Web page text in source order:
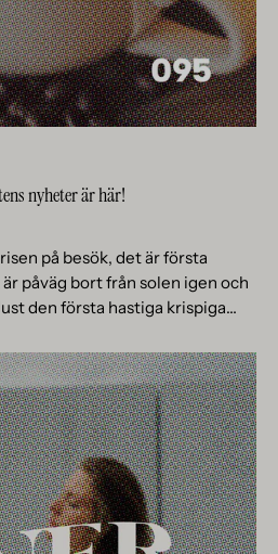
nyheter är här!
på besök, det är första
påväg bort från solen igen och
den första hastiga krispiga